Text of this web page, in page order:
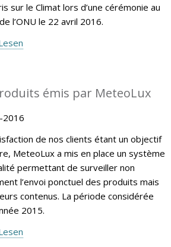
sur le Climat lors d’une cérémonie au
l’ONU le 22 avril 2016.
émis par MeteoLux
2016
de nos clients étant un objectif
MeteoLux a mis en place un système
permettant de surveiller non
l’envoi ponctuel des produits mais
contenus. La période considérée
2015.